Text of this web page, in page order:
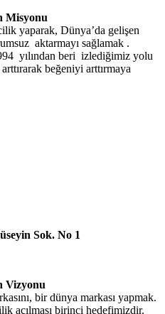
Misyonu
yaparak, Dünya’da gelişen
aktarmayı sağlamak .
yılından beri izlediğimiz yolu
beğeniyi arttırmaya
Sok. No 1
Vizyonu
bir dünya markası yapmak.
açılması birinci hedefimizdir.